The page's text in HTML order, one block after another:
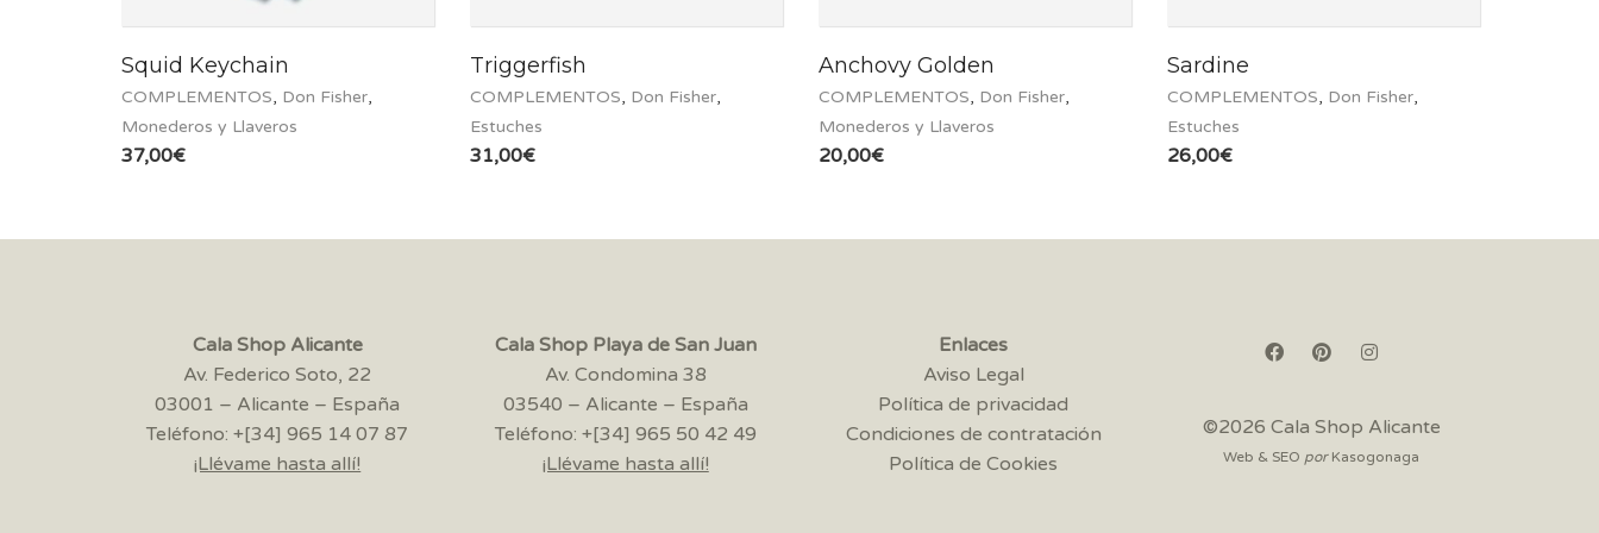
Squid Keychain
COMPLEMENTOS, Don Fisher,
Monederos y Llaveros
37,00€
Triggerfish
COMPLEMENTOS, Don Fisher,
Estuches
31,00€
Anchovy Golden
COMPLEMENTOS, Don Fisher,
Monederos y Llaveros
20,00€
Sardine
COMPLEMENTOS, Don Fisher,
Estuches
26,00€
Cala Shop Alicante
Av. Federico Soto, 22
03001 – Alicante – España
Teléfono: +[34] 965 14 07 87
¡Llévame hasta allí!
Cala Shop Playa de San Juan
Av. Condomina 38
03540 – Alicante – España
Teléfono: +[34] 965 50 42 49
¡Llévame hasta allí!
Enlaces
Aviso Legal
Política de privacidad
Condiciones de contratación
Política de Cookies
©2026 Cala Shop Alicante
Web & SEO por Kasogonaga